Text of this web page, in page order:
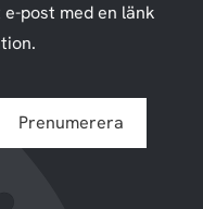
post med en länk